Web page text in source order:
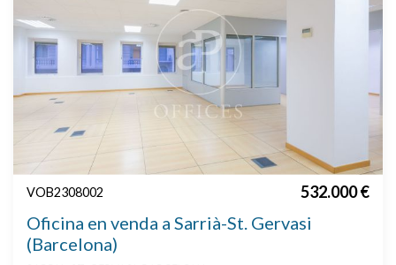
VOB2308002 532.000 €
Oficina en venda a Sarrià-St. Gervasi
(Barcelona)